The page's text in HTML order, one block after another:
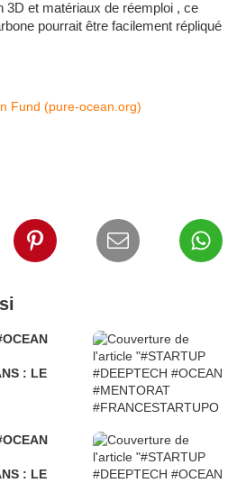
3D et matériaux de réemploi , ce
pourrait être facilement répliqué
Fund (pure-ocean.org)
: LE
: LE